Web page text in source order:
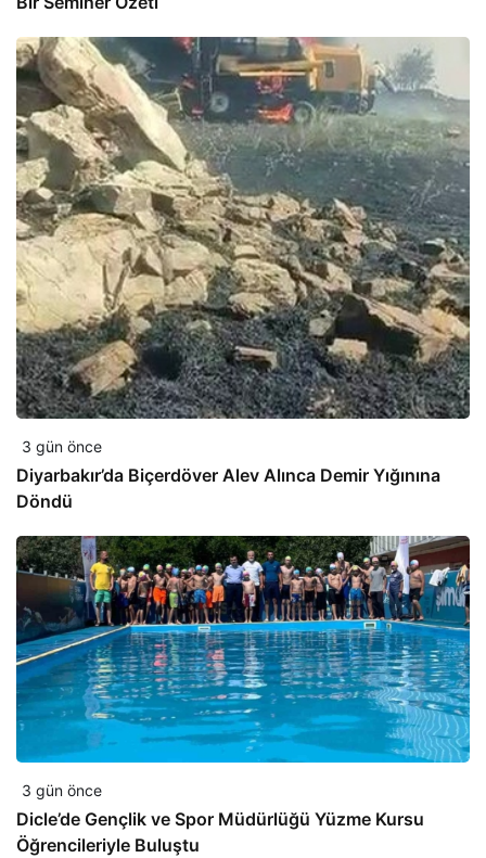
3 gün önce
Diyarbakır’da Biçerdöver Alev Alınca Demir Yığınına
Döndü
3 gün önce
Dicle’de Gençlik ve Spor Müdürlüğü Yüzme Kursu
Öğrencileriyle Buluştu